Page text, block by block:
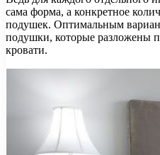
сама форма, а конкретное
подушек. Оптимальным
подушки, которые разложены
кровати.